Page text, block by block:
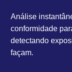
Análise
conformidade
detectando
façam.